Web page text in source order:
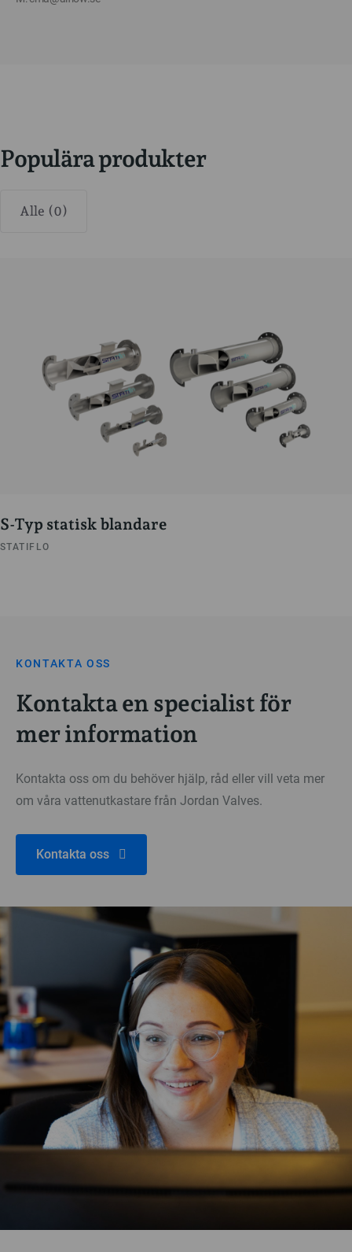
Populära produkter
Alle (0)
S-Typ statisk blandare
STATIFLO
KONTAKTA OSS
Kontakta en specialist för
mer information
Kontakta oss om du behöver hjälp, råd eller vill veta mer
om våra vattenutkastare från Jordan Valves.
Kontakta oss